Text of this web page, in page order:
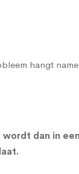
hangt
dan in